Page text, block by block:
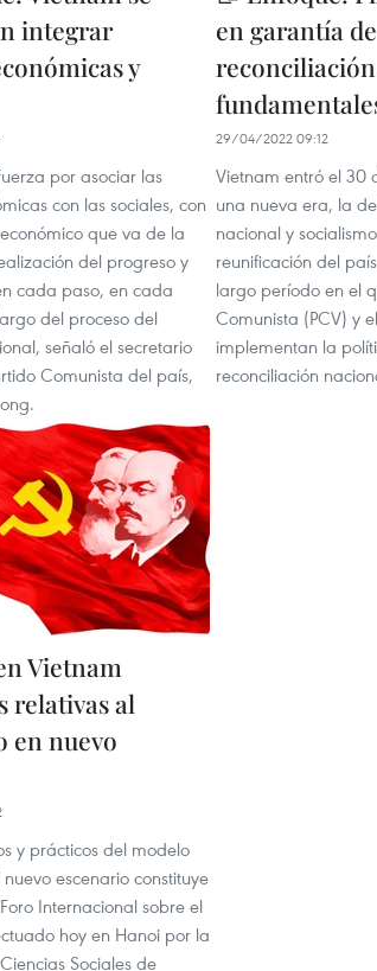
integrar
y
por asociar las
con las sociales, con
que va de la
del progreso y
cada paso, en cada
del proceso del
señaló el secretario
Comunista del país,
en garantía de
29/04/2022 09:12
Vietnam entró el 30
una nueva era, la
nacional y
reunificación del
largo período en el
Comunista (PCV) y
implementan la
reconciliación
Vietnam
relativas al
en nuevo
y prácticos del modelo
escenario constituye
Internacional sobre el
hoy en Hanoi por la
Sociales de